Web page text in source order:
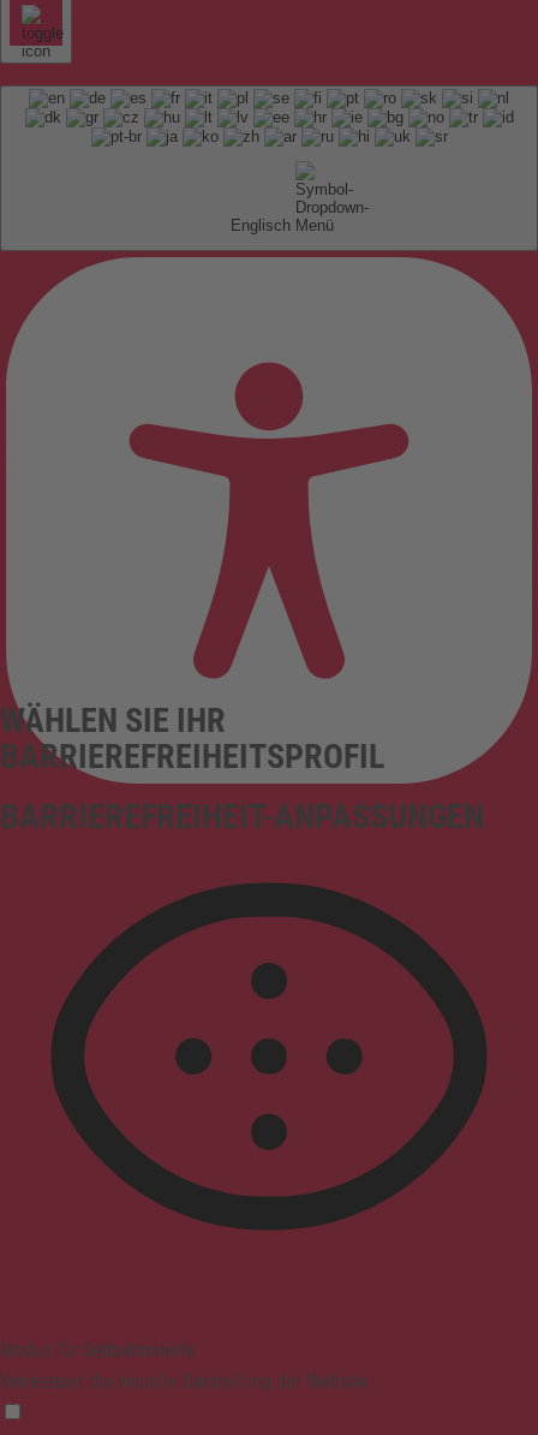
Englisch
BARRIEREFREIHEIT-ANPASSUNGEN
WÄHLEN SIE IHR
BARRIEREFREIHEITSPROFIL
Modus für Sehbehinderte
Verbessert die visuelle Darstellung der Website